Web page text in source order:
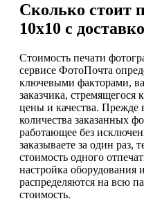
Сколько стоит
10х10 с
Стоимость печати
сервисе ФотоПочта
ключевыми факторами,
заказчика,
цены и качества. Прежде
количества заказанных
работающее без
заказываете за один раз,
стоимость одного
настройка оборудования
распределяются на всю
стоимость.